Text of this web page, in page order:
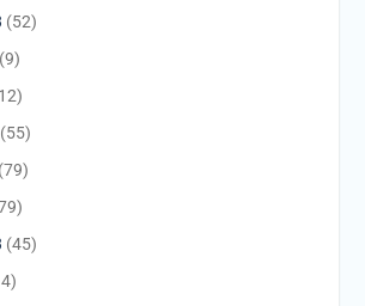
(52)
(9)
(55)
(79)
(45)